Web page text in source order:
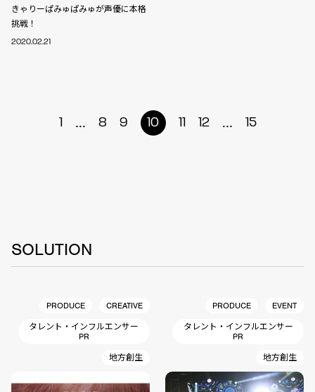
きゃりーぱみゅぱみゅが声優に本格
挑戦！
2020.02.21
1 ... 8 9 10 11 12 ... 15
SOLUTION
PRODUCE
CREATIVE
タレント・インフルエンサー
PR
地方創生
PRODUCE
EVENT
タレント・インフルエンサー
PR
地方創生